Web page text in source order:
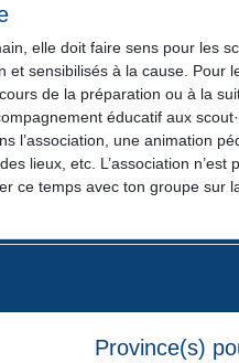
elle doit faire sens pour les
sensibilisés à la cause. Pour
de la préparation ou à la
éducatif aux
l’association, une animation
lieux, etc. L’association n’est
ce temps avec ton groupe sur
Province(s)